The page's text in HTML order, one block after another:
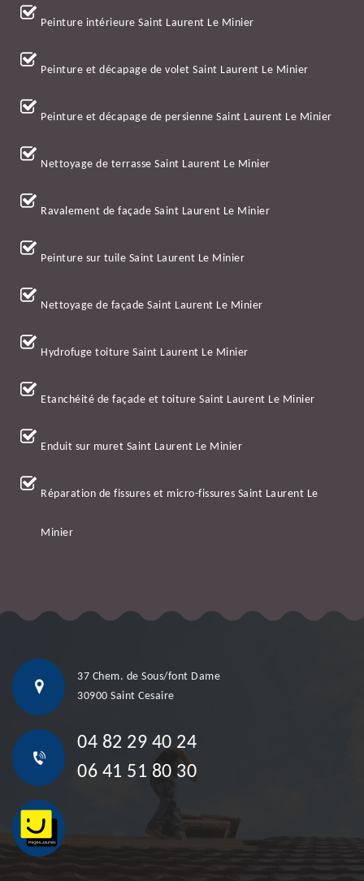
Peinture intérieure Saint Laurent Le Minier
Peinture et décapage de volet Saint Laurent Le Minier
Peinture et décapage de persienne Saint Laurent Le Minier
Nettoyage de terrasse Saint Laurent Le Minier
Ravalement de façade Saint Laurent Le Minier
Peinture sur tuile Saint Laurent Le Minier
Nettoyage de façade Saint Laurent Le Minier
Hydrofuge toiture Saint Laurent Le Minier
Etanchéité de façade et toiture Saint Laurent Le Minier
Enduit sur muret Saint Laurent Le Minier
Réparation de fissures et micro-fissures Saint Laurent Le
Minier
37 Chem. de Sous/font Dame
30900 Saint Cesaire
04 82 29 40 24
06 41 51 80 30